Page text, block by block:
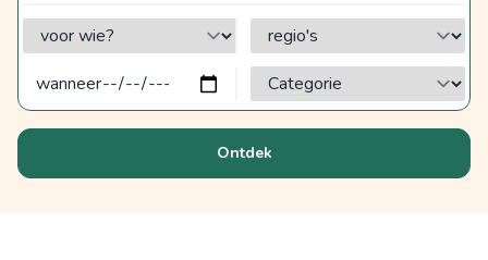
voor wie? regio's
Categorie?
Ontdek